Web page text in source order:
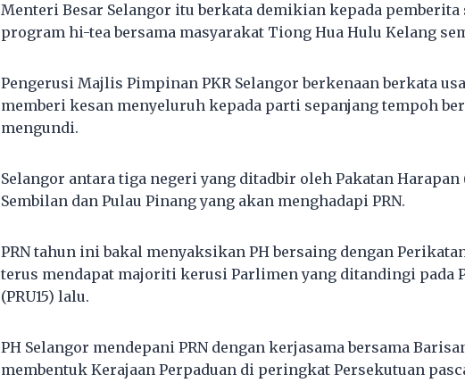
Menteri Besar Selangor itu berkata demikian kepada
program hi-tea bersama masyarakat Tiong Hua Hulu Kelang
Pengerusi Majlis Pimpinan PKR Selangor berkenaan berkata
memberi kesan menyeluruh kepada parti sepanjang tempoh
mengundi.
Selangor antara tiga negeri yang ditadbir oleh Pakatan Harapan
Sembilan dan Pulau Pinang yang akan menghadapi PRN.
PRN tahun ini bakal menyaksikan PH bersaing dengan
terus mendapat majoriti kerusi Parlimen yang ditandingi pada
(PRU15) lalu.
PH Selangor mendepani PRN dengan kerjasama bersama
membentuk Kerajaan Perpaduan di peringkat Persekutuan pasca